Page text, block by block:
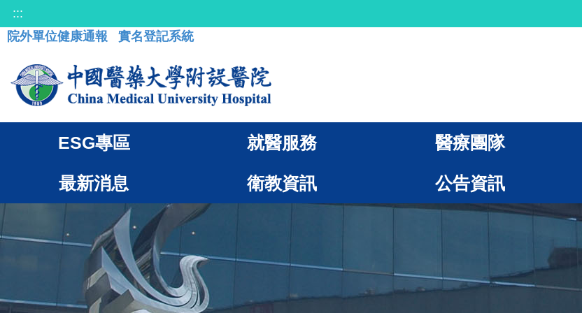
:::
院外單位健康通報
實名登記系統
ESG專區 就醫服務 醫療團隊
最新消息 衛教資訊 公告資訊